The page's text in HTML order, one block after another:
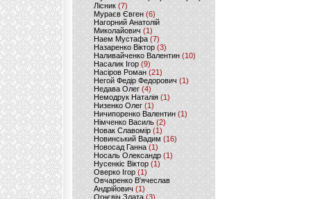
Лісник (7)
Мураєв Євген(6)
Нагорний Анатолій
Миколайович (1)
Наем Мустафа (7)
Назаренко Віктор (3)
Наливайченко Валентин (10)
Насалик Ігор(9)
Насіров Роман (21)
Негой Федір Федорович(1)
Недава Олег(4)
Немодрук Наталія(1)
Низенко Олег (1)
Ничипоренко Валентин (1)
Німченко Василь (2)
Новак Славомір (1)
Новинський Вадим (16)
Новосад Ганна (1)
Носаль Олександр (1)
Нусенкіс Віктор (1)
Оверко Ігор (1)
Овчаренко В'ячеслав
Андрійович(1)
Огнєвіч Злата (3)